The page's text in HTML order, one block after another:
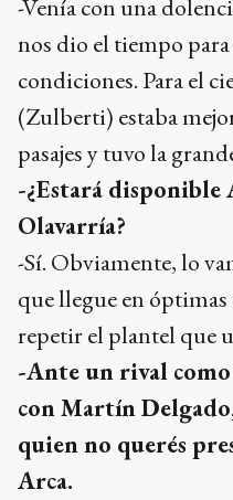
-Venía con una
nos dio el tiempo
condiciones. Para el
(Zulberti) estaba
pasajes y tuvo la
-¿Estará disponible
Olavarría?
-Sí. Obviamente, lo
que llegue en
repetir el plantel que
-Ante un rival
con Martín
quien no querés
Arca.